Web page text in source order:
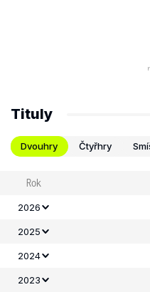
Tituly
Dvouhry Čtyřhry
Rok
2026
2025
2024
2023